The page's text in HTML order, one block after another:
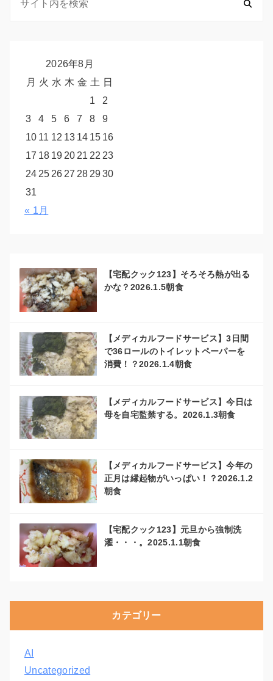
2026年8月
月 火 水 木 金 土 日
1
2
3
4 5 6 7 8
9
10 11 12 13 14 15 16
17 18 19202122 23
24252627 282930
31
« 1月
【宅配クック123】そろそろ熱が出る
かな？2026.1.5朝食
【メディカルフードサービス】3日間
で36ロールのトイレットペーパーを
消費！？2026.1.4朝食
【メディカルフードサービス】今日は
母を自宅監禁する。2026.1.3朝食
【メディカルフードサービス】今年の
正月は縁起物がいっぱい！？2026.1.2
朝食
【宅配クック123】元旦から強制洗
濯・・・。2025.1.1朝食
カテゴリー
AI
Uncategorized